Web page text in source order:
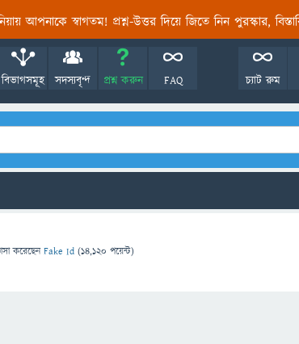
আপনাকে স্বাগতম! প্রশ্ন-উত্তর দিয়ে জিতে নিন পুরস্কার,
বিভাগসমূহ সদস্যবৃন্দ প্রশ্ন করুন FAQ চ্যাট রুম
করেছেনFake Id (14,120 পয়েন্ট)